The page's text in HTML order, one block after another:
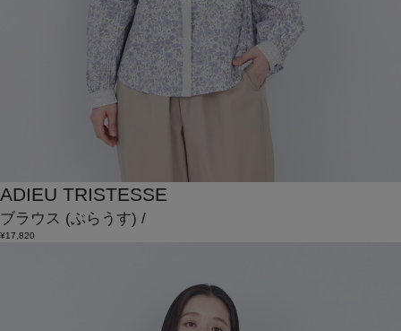
ADIEU TRISTESSE
ブラウス (ぶらうす) /
¥17,820